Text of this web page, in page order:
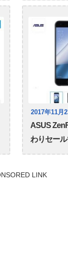
2017年11月
ASUS
わりセー
LINK